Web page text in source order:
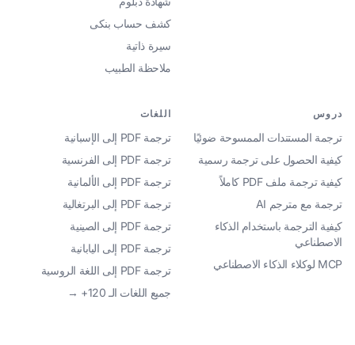
كشف حساب بنكى
سيرة ذاتية
ملاحظة الطبيب
دروس
ترجمة المستندات الممسوحة ضوئيًا
كيفية الحصول على ترجمة رسمية
كيفية ترجمة ملف PDF كاملاً
ترجمة مع مترجم AI
كيفية الترجمة باستخدام الذكاء
الاصطناعي
MCP لوكلاء الذكاء الاصطناعي
اللغات
ترجمة PDF إلى الإسبانية
ترجمة PDF إلى الفرنسية
ترجمة PDF إلى الألمانية
ترجمة PDF إلى البرتغالية
ترجمة PDF إلى الصينية
ترجمة PDF إلى اليابانية
ترجمة PDF إلى اللغة الروسية
جميع اللغات الـ 120+ →